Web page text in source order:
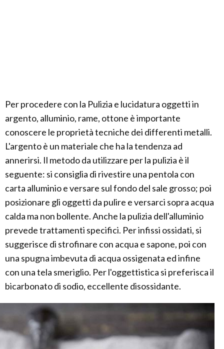
Per procedere con la Pulizia e lucidatura oggetti in
argento, alluminio, rame, ottone è importante
conoscere le proprietà tecniche dei differenti metalli.
L'argento è un materiale che ha la tendenza ad
annerirsi. Il metodo da utilizzare per la pulizia è il
seguente: si consiglia di rivestire una pentola con
carta alluminio e versare sul fondo del sale grosso; poi
posizionare gli oggetti da pulire e versarci sopra acqua
calda ma non bollente. Anche la pulizia dell'alluminio
prevede trattamenti specifici. Per infissi ossidati, si
suggerisce di strofinare con acqua e sapone, poi con
una spugna imbevuta di acqua ossigenata ed infine
con una tela smeriglio. Per l'oggettistica si preferisca il
bicarbonato di sodio, eccellente disossidante.